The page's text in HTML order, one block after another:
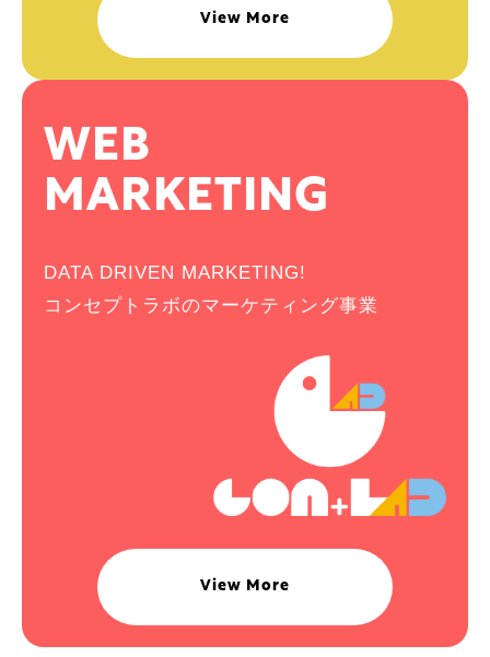
View More
WEB
MARKETING
DATA DRIVEN MARKETING!
コンセプトラボのマーケティング事業
View More